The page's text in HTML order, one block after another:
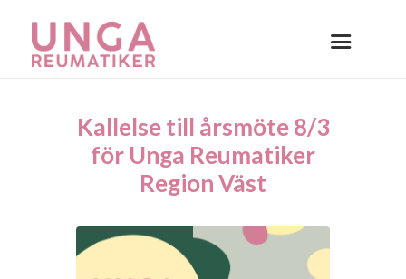
Kallelse till årsmöte 8/3
för Unga Reumatiker
Region Väst